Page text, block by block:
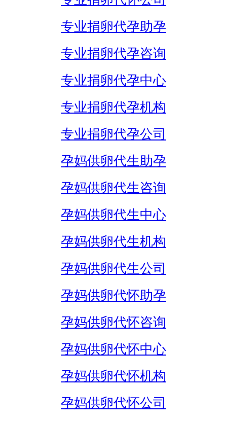
专业捐卵代孕助孕
专业捐卵代孕咨询
专业捐卵代孕中心
专业捐卵代孕机构
专业捐卵代孕公司
孕妈供卵代生助孕
孕妈供卵代生咨询
孕妈供卵代生中心
孕妈供卵代生机构
孕妈供卵代生公司
孕妈供卵代怀助孕
孕妈供卵代怀咨询
孕妈供卵代怀中心
孕妈供卵代怀机构
孕妈供卵代怀公司